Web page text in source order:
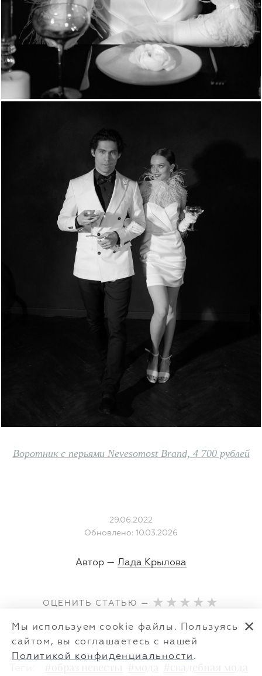
Воротник с перьями Nevesomost Brand, 4 700 рублей
29.06.2022
Обновлено: 10.03.2026
Автор — Лада Крылова
ОЦЕНИТЬ СТАТЬЮ —
Мы используем cookie файлы. Пользуясь
сайтом, вы соглашаетесь с нашей
Политикой конфиденциальности .
✕